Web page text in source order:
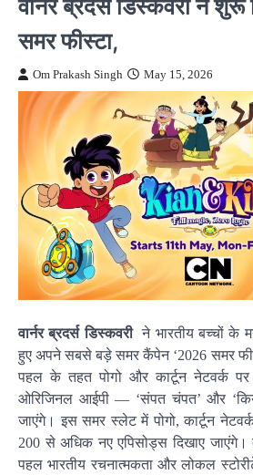
समर फीस्टा,
Om Prakash Singh May 15, 2026
वार्नर ब्रदर्स डिस्कवरी
ने भारतीय बच्चों के
हुए अपने सबसे बड़े समर कैंपेन ‘2026 समर
पहल के तहत पोगो और कार्टून नेटवर्क
ओरिजिनल आईपी — ‘संपत चंपत’ और
जाएंगे। इस समर स्लेट में पोगो, कार्टून
200 से अधिक नए एपिसोड्स दिखाए
पहल भारतीय रचनात्मकता और लोकल